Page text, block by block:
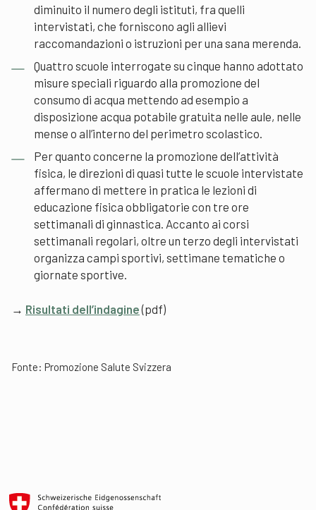
diminuito il numero degli istituti, fra quelli
intervistati, che forniscono agli allievi
raccomandazioni o istruzioni per una sana merenda.
Quattro scuole interrogate su cinque hanno adottato
misure speciali riguardo alla promozione del
consumo di acqua mettendo ad esempio a
disposizione acqua potabile gratuita nelle aule, nelle
mense o all’interno del perimetro scolastico.
Per quanto concerne la promozione dell’attività
fisica, le direzioni di quasi tutte le scuole intervistate
affermano di mettere in pratica le lezioni di
educazione fisica obbligatorie con tre ore
settimanali di ginnastica. Accanto ai corsi
settimanali regolari, oltre un terzo degli intervistati
organizza campi sportivi, settimane tematiche o
giornate sportive.
→ Risultati dell’indagine(pdf)
Fonte: Promozione Salute Svizzera